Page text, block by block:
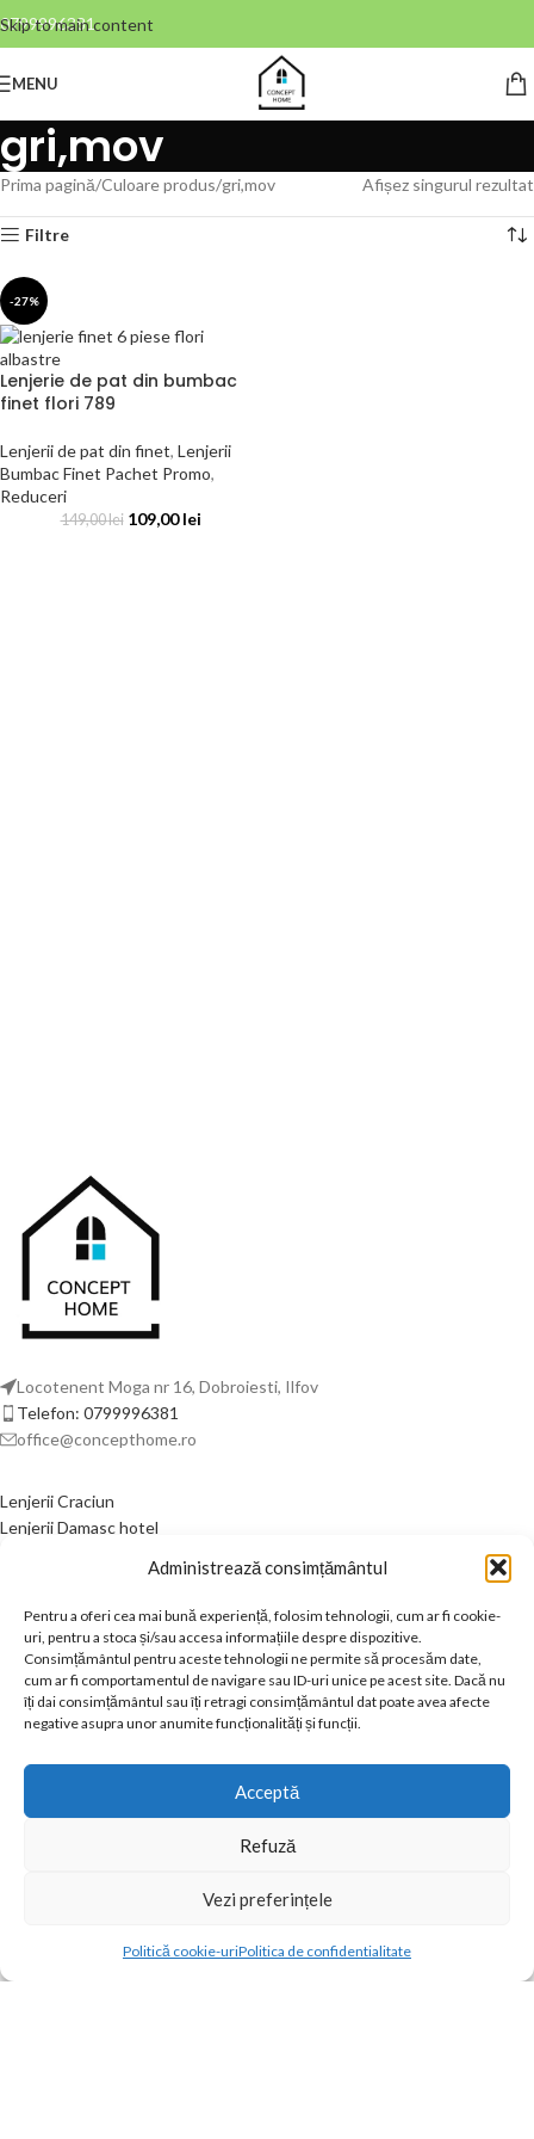
Administrează consimțământul
Pentru a oferi cea mai bună experiență, folosim tehnologii, cum ar fi cookie-
uri, pentru a stoca și/sau accesa informațiile despre dispozitive.
Consimțământul pentru aceste tehnologii ne permite să procesăm date,
cum ar fi comportamentul de navigare sau ID-uri unice pe acest site. Dacă nu
îți dai consimțământul sau îți retragi consimțământul dat poate avea afecte
negative asupra unor anumite funcționalități și funcții.
Acceptă
Refuză
Vezi preferințele
Politică cookie-uriPolitica de confidentialitate
Skip to main content
0799996381
MENU
gri,mov
Prima pagină Culoare produs gri,mov Afișez singurul rezultat
Filtre
-27%
Lenjerie de pat din bumbac
finet flori 789
Lenjerii de pat din finet, Lenjerii
Bumbac Finet Pachet Promo,
Reduceri
149,00lei 109,00lei
Locotenent Moga nr 16, Dobroiesti, Ilfov
Telefon: 0799996381
office@concepthome.ro
Lenjerii Craciun
Lenjerii Damasc hotel
Lenjerii de pat din finet
Lenjerii de pat cu elastic
Lenjerii de pat cu volanase
Lenjerii creponate
Lenjerii UNI
Contul meu
Magazin
Compara Produse
CosContul meu